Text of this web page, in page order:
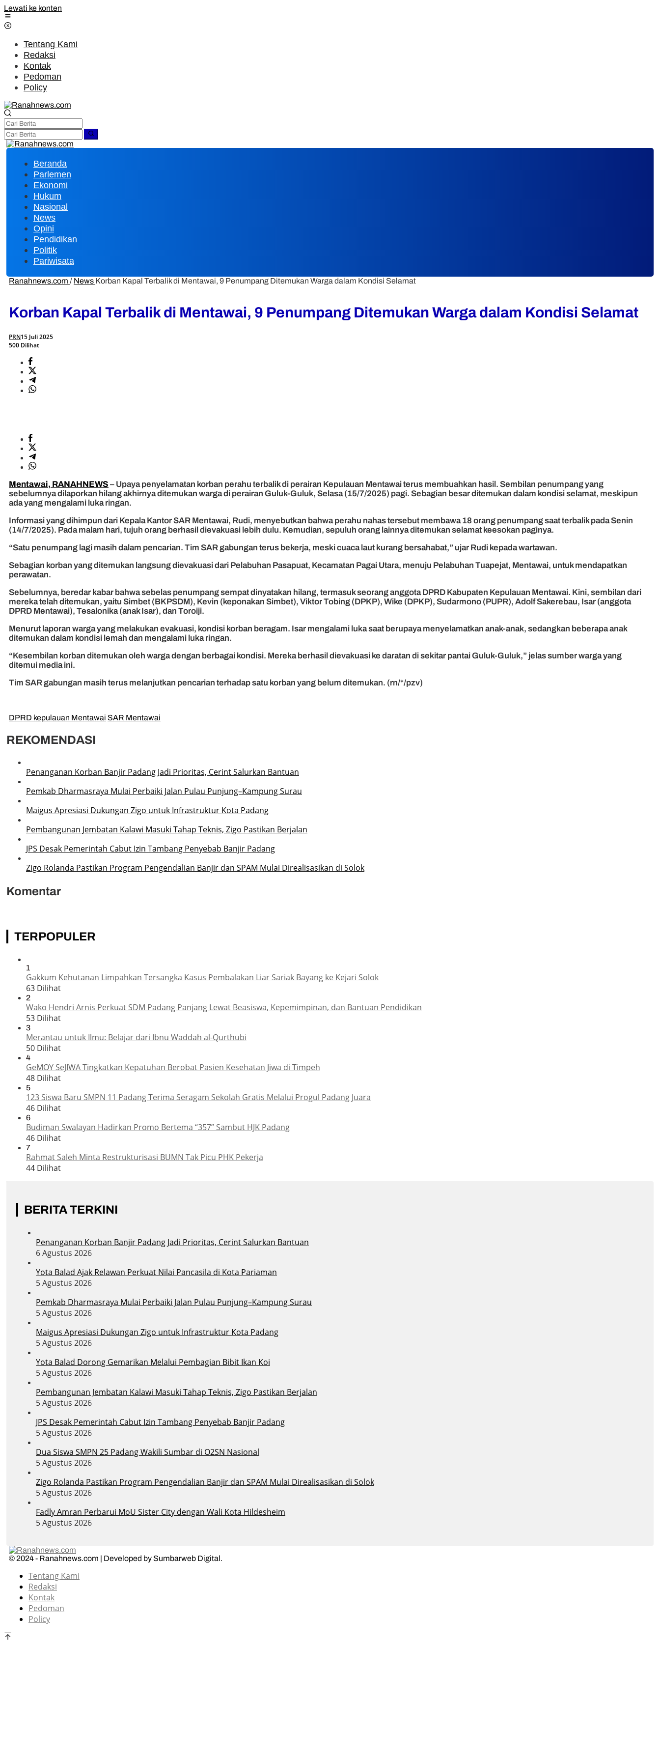
Lewati ke konten
Tentang Kami
Redaksi
Kontak
Pedoman
Policy
Beranda
Parlemen
Ekonomi
Hukum
Nasional
News
Opini
Pendidikan
Politik
Pariwisata
Ranahnews.com / News Korban Kapal Terbalik di Mentawai, 9 Penumpang Ditemukan Warga dalam Kondisi Selamat
Korban Kapal Terbalik di Mentawai, 9 Penumpang Ditemukan Warga dalam Kondisi Selamat
PRN15 Juli 2025
500 Dilihat
Mentawai, RANAHNEWS – Upaya penyelamatan korban perahu terbalik di perairan Kepulauan Mentawai terus membuahkan hasil. Sembilan penumpang yang
sebelumnya dilaporkan hilang akhirnya ditemukan warga di perairan Guluk-Guluk, Selasa (15/7/2025) pagi. Sebagian besar ditemukan dalam kondisi selamat, meskipun
ada yang mengalami luka ringan.
Informasi yang dihimpun dari Kepala Kantor SAR Mentawai, Rudi, menyebutkan bahwa perahu nahas tersebut membawa 18 orang penumpang saat terbalik pada Senin
(14/7/2025). Pada malam hari, tujuh orang berhasil dievakuasi lebih dulu. Kemudian, sepuluh orang lainnya ditemukan selamat keesokan paginya.
“Satu penumpang lagi masih dalam pencarian. Tim SAR gabungan terus bekerja, meski cuaca laut kurang bersahabat,” ujar Rudi kepada wartawan.
Sebagian korban yang ditemukan langsung dievakuasi dari Pelabuhan Pasapuat, Kecamatan Pagai Utara, menuju Pelabuhan Tuapejat, Mentawai, untuk mendapatkan
perawatan.
Sebelumnya, beredar kabar bahwa sebelas penumpang sempat dinyatakan hilang, termasuk seorang anggota DPRD Kabupaten Kepulauan Mentawai. Kini, sembilan dari
mereka telah ditemukan, yaitu Simbet (BKPSDM), Kevin (keponakan Simbet), Viktor Tobing (DPKP), Wike (DPKP), Sudarmono (PUPR), Adolf Sakerebau, Isar (anggota
DPRD Mentawai), Tesalonika (anak Isar), dan Toroiji.
Menurut laporan warga yang melakukan evakuasi, kondisi korban beragam. Isar mengalami luka saat berupaya menyelamatkan anak-anak, sedangkan beberapa anak
ditemukan dalam kondisi lemah dan mengalami luka ringan.
“Kesembilan korban ditemukan oleh warga dengan berbagai kondisi. Mereka berhasil dievakuasi ke daratan di sekitar pantai Guluk-Guluk,” jelas sumber warga yang
ditemui media ini.
Tim SAR gabungan masih terus melanjutkan pencarian terhadap satu korban yang belum ditemukan. (rn/*/pzv)
DPRD kepulauan Mentawai SAR Mentawai
REKOMENDASI
Penanganan Korban Banjir Padang Jadi Prioritas, Cerint Salurkan Bantuan
Pemkab Dharmasraya Mulai Perbaiki Jalan Pulau Punjung–Kampung Surau
Maigus Apresiasi Dukungan Zigo untuk Infrastruktur Kota Padang
Pembangunan Jembatan Kalawi Masuki Tahap Teknis, Zigo Pastikan Berjalan
JPS Desak Pemerintah Cabut Izin Tambang Penyebab Banjir Padang
Zigo Rolanda Pastikan Program Pengendalian Banjir dan SPAM Mulai Direalisasikan di Solok
Komentar
TERPOPULER
1
Gakkum Kehutanan Limpahkan Tersangka Kasus Pembalakan Liar Sariak Bayang ke Kejari Solok
63 Dilihat
2
Wako Hendri Arnis Perkuat SDM Padang Panjang Lewat Beasiswa, Kepemimpinan, dan Bantuan Pendidikan
53 Dilihat
3
Merantau untuk Ilmu: Belajar dari Ibnu Waddah al-Qurthubi
50 Dilihat
4
GeMOY SeJIWA Tingkatkan Kepatuhan Berobat Pasien Kesehatan Jiwa di Timpeh
48 Dilihat
5
123 Siswa Baru SMPN 11 Padang Terima Seragam Sekolah Gratis Melalui Progul Padang Juara
46 Dilihat
6
Budiman Swalayan Hadirkan Promo Bertema “357” Sambut HJK Padang
46 Dilihat
7
Rahmat Saleh Minta Restrukturisasi BUMN Tak Picu PHK Pekerja
44 Dilihat
BERITA TERKINI
Penanganan Korban Banjir Padang Jadi Prioritas, Cerint Salurkan Bantuan
6 Agustus 2026
Yota Balad Ajak Relawan Perkuat Nilai Pancasila di Kota Pariaman
5 Agustus 2026
Pemkab Dharmasraya Mulai Perbaiki Jalan Pulau Punjung–Kampung Surau
5 Agustus 2026
Maigus Apresiasi Dukungan Zigo untuk Infrastruktur Kota Padang
5 Agustus 2026
Yota Balad Dorong Gemarikan Melalui Pembagian Bibit Ikan Koi
5 Agustus 2026
Pembangunan Jembatan Kalawi Masuki Tahap Teknis, Zigo Pastikan Berjalan
5 Agustus 2026
JPS Desak Pemerintah Cabut Izin Tambang Penyebab Banjir Padang
5 Agustus 2026
Dua Siswa SMPN 25 Padang Wakili Sumbar di O2SN Nasional
5 Agustus 2026
Zigo Rolanda Pastikan Program Pengendalian Banjir dan SPAM Mulai Direalisasikan di Solok
5 Agustus 2026
Fadly Amran Perbarui MoU Sister City dengan Wali Kota Hildesheim
5 Agustus 2026
© 2024 - Ranahnews.com | Developed by Sumbarweb Digital.
Tentang Kami
Redaksi
Kontak
Pedoman
Policy